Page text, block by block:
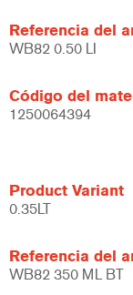
Referencia del
WB82 0.50 LI
Código del
1250064394
Product Variant
0.35LT
Referencia del
WB82 350 ML BT